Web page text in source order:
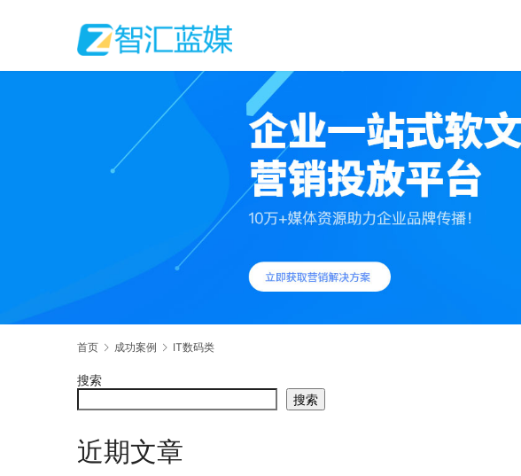
首页 成功案例 IT数码类
搜索
搜索
近期文章